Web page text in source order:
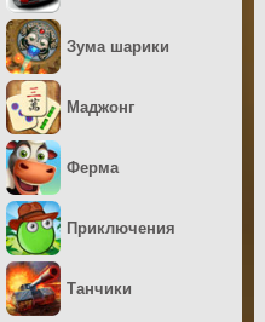
Зума шарики
Маджонг
Ферма
Приключения
Танчики